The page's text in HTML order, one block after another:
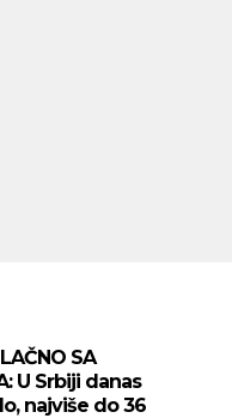
SA
U Srbiji danas
najviše do 36